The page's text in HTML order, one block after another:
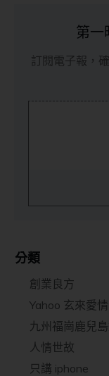
第一
訂閱電子報，
分類
創業良方
Yahoo 玄來愛情
九州福崗鹿兒
人情世故
只講 iphone